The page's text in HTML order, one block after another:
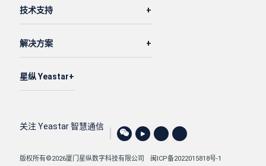
技术支持
解决方案
星纵 Yeastar
关注 Yeastar 智慧通信
版权所有©2026厦门星纵数字科技有限公司 闽ICP备2022015818号-1